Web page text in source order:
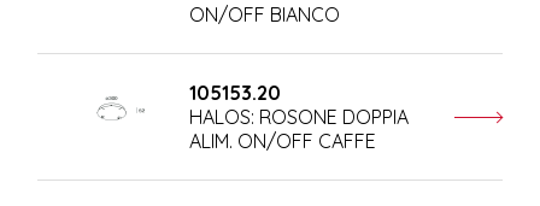
ON/OFF BIANCO
105153.20
HALOS: ROSONE DOPPIA
ALIM. ON/OFF CAFFE